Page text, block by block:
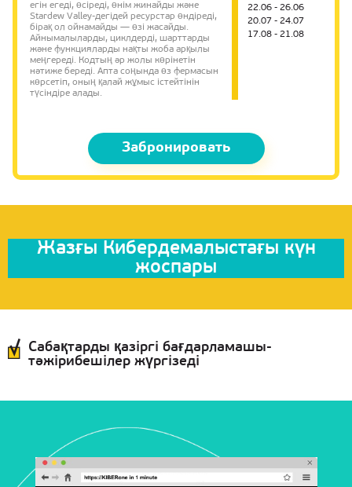
егін егеді, өсіреді, өнім жинайды және
Stardew Valley-дегідей ресурстар өндіреді,
бірақ ол ойнамайды — өзі жасайды.
Айнымалыларды, циклдерді, шарттарды
және функцияларды нақты жоба арқылы
меңгереді. Кодтың әр жолы көрінетін
нәтиже береді. Апта соңында өз фермасын
көрсетіп, оның қалай жұмыс істейтінін
түсіндіре алады.
22.06 - 26.06
20.07 - 24.07
17.08 - 21.08
Забронировать
Жазғы Кибердемалыстағы күн
жоспары
Сабақтарды қазіргі бағдарламашы-
тәжірибешілер жүргізеді